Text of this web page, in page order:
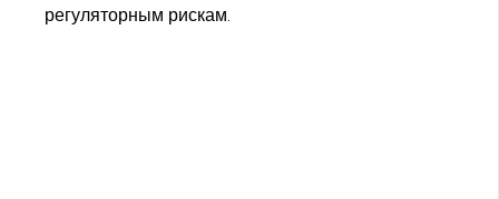
регуляторным рискам.